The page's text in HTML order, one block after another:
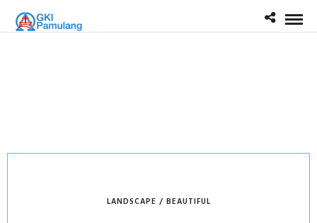
LANDSCAPE / BEAUTIFUL